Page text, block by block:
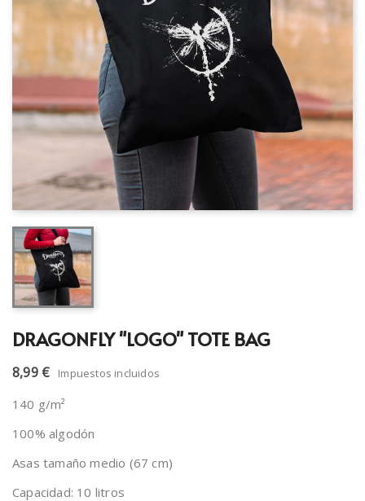
DRAGONFLY "LOGO" TOTE BAG
8,99 € Impuestos incluidos
140 g/m²
100% algodón
Asas tamaño medio (67 cm)
Capacidad: 10 litros